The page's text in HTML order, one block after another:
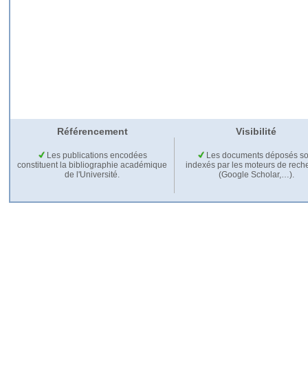
Référencement Visibilité
Les publications encodées
constituent la bibliographie académique
de l'Université.
Les documents déposés
indexés par les moteurs de
(Google Scholar,…).